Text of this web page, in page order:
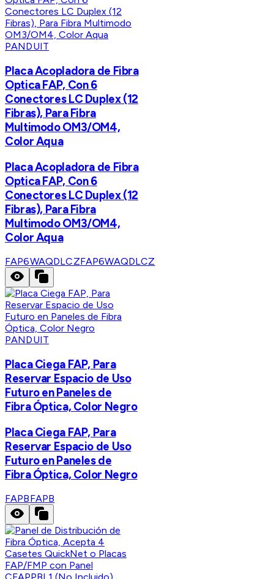
PANDUIT
Placa Acopladora de Fibra
Optica FAP, Con 6
Conectores LC Duplex (12
Fibras), Para Fibra
Multimodo OM3/OM4,
Color Aqua
Placa Acopladora de Fibra
Optica FAP, Con 6
Conectores LC Duplex (12
Fibras), Para Fibra
Multimodo OM3/OM4,
Color Aqua
FAP6WAQDLCZFAP6WAQDLCZ
PANDUIT
Placa Ciega FAP, Para
Reservar Espacio de Uso
Futuro en Paneles de
Fibra Óptica, Color Negro
Placa Ciega FAP, Para
Reservar Espacio de Uso
Futuro en Paneles de
Fibra Óptica, Color Negro
FAPBFAPB